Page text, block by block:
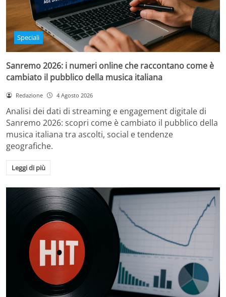
Speciali
Sanremo 2026: i numeri online che raccontano come è
cambiato il pubblico della musica italiana
Redazione 4 Agosto 2026
Analisi dei dati di streaming e engagement digitale di
Sanremo 2026: scopri come è cambiato il pubblico della
musica italiana tra ascolti, social e tendenze
geografiche.
Leggi di più